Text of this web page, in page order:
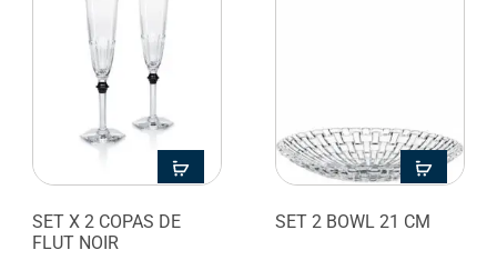
SET X 2 COPAS DE
FLUT NOIR
SET 2 BOWL 21 CM